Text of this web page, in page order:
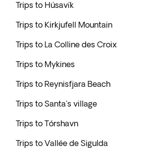
Trips to Húsavík
Trips to Kirkjufell Mountain
Trips to La Colline des Croix
Trips to Mykines
Trips to Reynisfjara Beach
Trips to Santa's village
Trips to Tórshavn
Trips to Vallée de Sigulda